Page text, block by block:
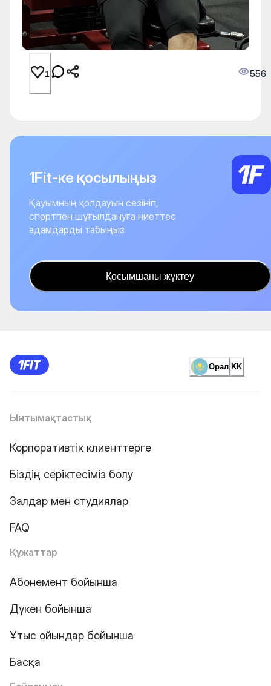
1 556
1Fit-ке қосылыңыз
Қауымның қолдауын сезініп,
спортпен шұғылдануға ниеттес
адамдарды табыңыз
Қосымшаны жүктеу
Орал KK
Ынтымақтастық
Корпоративтік клиенттерге
Біздің серіктесіміз болу
Залдар мен студиялар
FAQ
Құжаттар
Абонемент бойынша
Дүкен бойынша
Ұтыс ойындар бойынша
Басқа